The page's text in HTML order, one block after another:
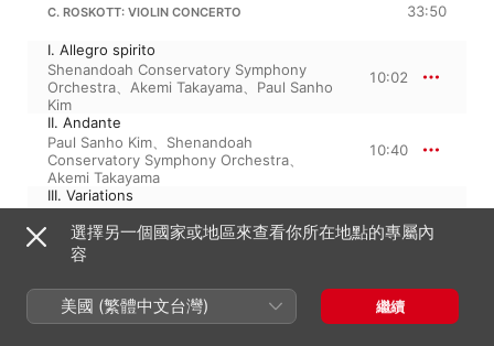
C. ROSKOTT: VIOLIN CONCERTO 33:50
I. Allegro spirito
Shenandoah Conservatory Symphony
Orchestra
Akemi Takayama
Paul Sanho
Kim
10:02
II. Andante
Paul Sanho Kim
Shenandoah
Conservatory Symphony Orchestra
Akemi Takayama
10:40
III. Variations
Shenandoah Conservatory Symphony
Orchestra、Akemi Takayama、Paul Sanho
13:07
C. ROSKOTT: VIOLIN SONATA
選擇另一個國家或地區來查看你所在地點的專屬內
容
美國 (繁體中文台灣) 繼續